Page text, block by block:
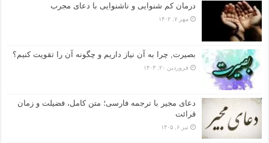
درمان کم شنوایی و ناشنوایی با دعای مجرب
مهر ۷, ۱۴۰۲
بصیرت, چرا به آن نیاز داریم و چگونه آن را تقویت کنیم؟
فروردین ۲۰, ۱۴۰۳
دعای مجیر با ترجمه فارسی؛ متن کامل، فضیلت و زمان
قرائت
تیر ۶, ۱۴۰۵